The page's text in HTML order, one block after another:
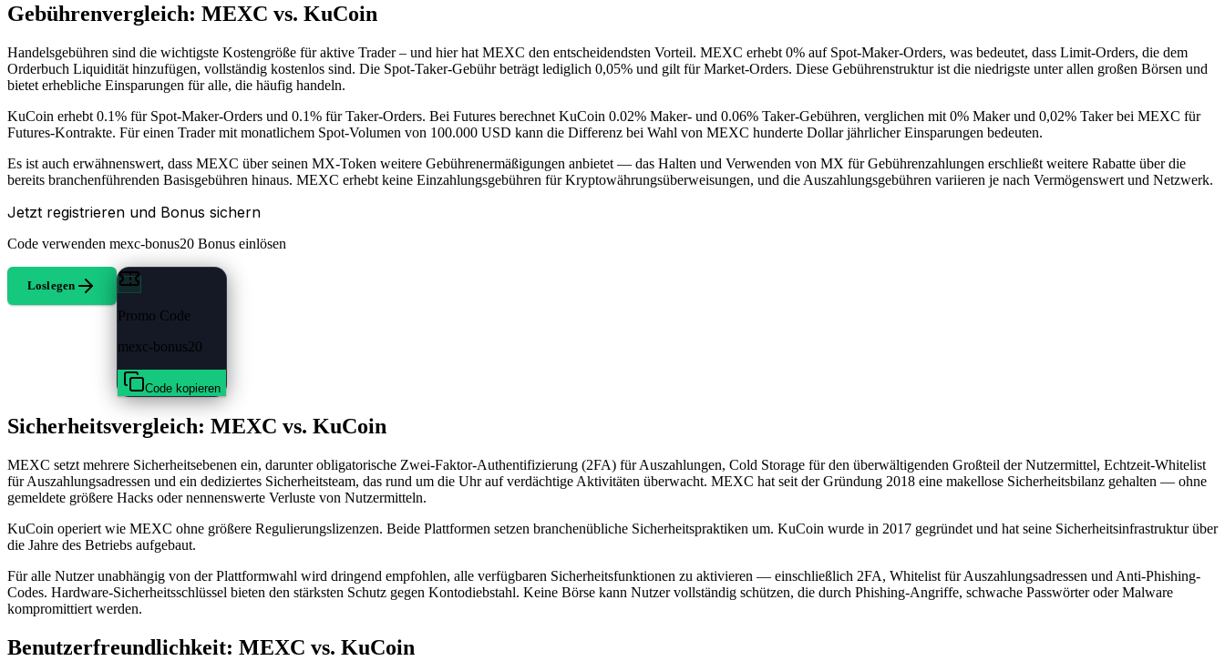
Gebührenvergleich: MEXC vs. KuCoin
Handelsgebühren sind die wichtigste Kostengröße für aktive Trader – und hier hat MEXC den entscheidendsten Vorteil. MEXC erhebt 0% auf Spot-Maker-Orders, was bedeutet, dass Limit-Orders, die dem
Orderbuch Liquidität hinzufügen, vollständig kostenlos sind. Die Spot-Taker-Gebühr beträgt lediglich 0,05% und gilt für Market-Orders. Diese Gebührenstruktur ist die niedrigste unter allen großen Börsen und
bietet erhebliche Einsparungen für alle, die häufig handeln.
KuCoin erhebt 0.1% für Spot-Maker-Orders und 0.1% für Taker-Orders. Bei Futures berechnet KuCoin 0.02% Maker- und 0.06% Taker-Gebühren, verglichen mit 0% Maker und 0,02% Taker bei MEXC für
Futures-Kontrakte. Für einen Trader mit monatlichem Spot-Volumen von 100.000 USD kann die Differenz bei Wahl von MEXC hunderte Dollar jährlicher Einsparungen bedeuten.
Es ist auch erwähnenswert, dass MEXC über seinen MX-Token weitere Gebührenermäßigungen anbietet — das Halten und Verwenden von MX für Gebührenzahlungen erschließt weitere Rabatte über die
bereits branchenführenden Basisgebühren hinaus. MEXC erhebt keine Einzahlungsgebühren für Kryptowährungsüberweisungen, und die Auszahlungsgebühren variieren je nach Vermögenswert und Netzwerk.
Jetzt registrieren und Bonus sichern
Code verwenden mexc-bonus20 Bonus einlösen
Loslegen
Promo Code
mexc-bonus20
Code kopieren
Sicherheitsvergleich: MEXC vs. KuCoin
MEXC setzt mehrere Sicherheitsebenen ein, darunter obligatorische Zwei-Faktor-Authentifizierung (2FA) für Auszahlungen, Cold Storage für den überwältigenden Großteil der Nutzermittel, Echtzeit-Whitelist
für Auszahlungsadressen und ein dediziertes Sicherheitsteam, das rund um die Uhr auf verdächtige Aktivitäten überwacht. MEXC hat seit der Gründung 2018 eine makellose Sicherheitsbilanz gehalten — ohne
gemeldete größere Hacks oder nennenswerte Verluste von Nutzermitteln.
KuCoin operiert wie MEXC ohne größere Regulierungslizenzen. Beide Plattformen setzen branchenübliche Sicherheitspraktiken um. KuCoin wurde in 2017 gegründet und hat seine Sicherheitsinfrastruktur über
die Jahre des Betriebs aufgebaut.
Für alle Nutzer unabhängig von der Plattformwahl wird dringend empfohlen, alle verfügbaren Sicherheitsfunktionen zu aktivieren — einschließlich 2FA, Whitelist für Auszahlungsadressen und Anti-Phishing-
Codes. Hardware-Sicherheitsschlüssel bieten den stärksten Schutz gegen Kontodiebstahl. Keine Börse kann Nutzer vollständig schützen, die durch Phishing-Angriffe, schwache Passwörter oder Malware
kompromittiert werden.
Benutzerfreundlichkeit: MEXC vs. KuCoin